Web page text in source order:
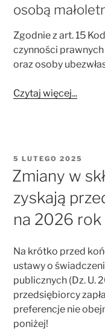
osobą
Zgodnie z art. 15
czynności
oraz osoby
Czytaj więcej...
OPUBLIKOWANE
W
5 LUTEGO 2025
Zmiany w
zyskają
na 2026 rok
Na krótko przed
ustawy o
publicznych (Dz. U.
przedsiębiorcy
preferencje nie
poniżej!